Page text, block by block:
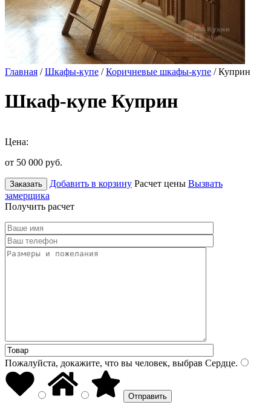
Главная /Шкафы-купе /Коричневые шкафы-купе / Куприн
Шкаф-купе Куприн
Цена:
от 50 000 руб.
Заказать Добавить в корзину Расчет цены Вызвать
замерщика
Получить расчет
Пожалуйста, докажите, что вы человек, выбрав Сердце.